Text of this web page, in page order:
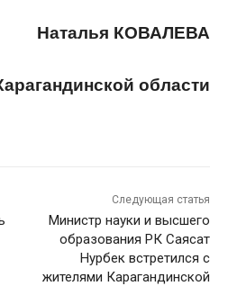
Наталья КОВАЛЕВА
области
Следующая статья
Министр науки и высшего
образования РК Саясат
Нурбек встретился с
жителями Карагандинской